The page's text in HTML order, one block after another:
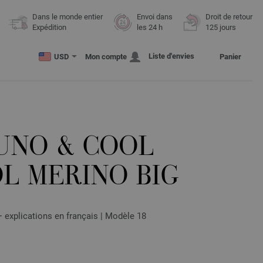
Dans le monde entier
Expédition
Envoi dans
les 24 h
Droit de retour
125 jours
USD Mon compte Liste d'envies Panier
& COOL
MERINO BIG
explications en français | Modèle 18